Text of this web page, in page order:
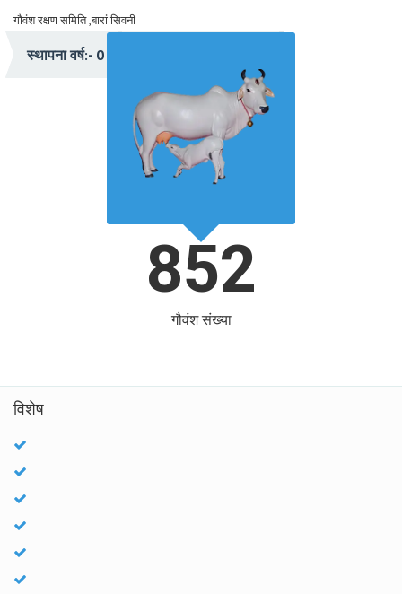
गौवंश रक्षण समिति ,बारां सिवनी
प्रेरणा:- संत शिरोमणी श्री विद्यासागरजी महाराज
स्थापना वर्ष:- 0
852
गौवंश संख्या
विशेष